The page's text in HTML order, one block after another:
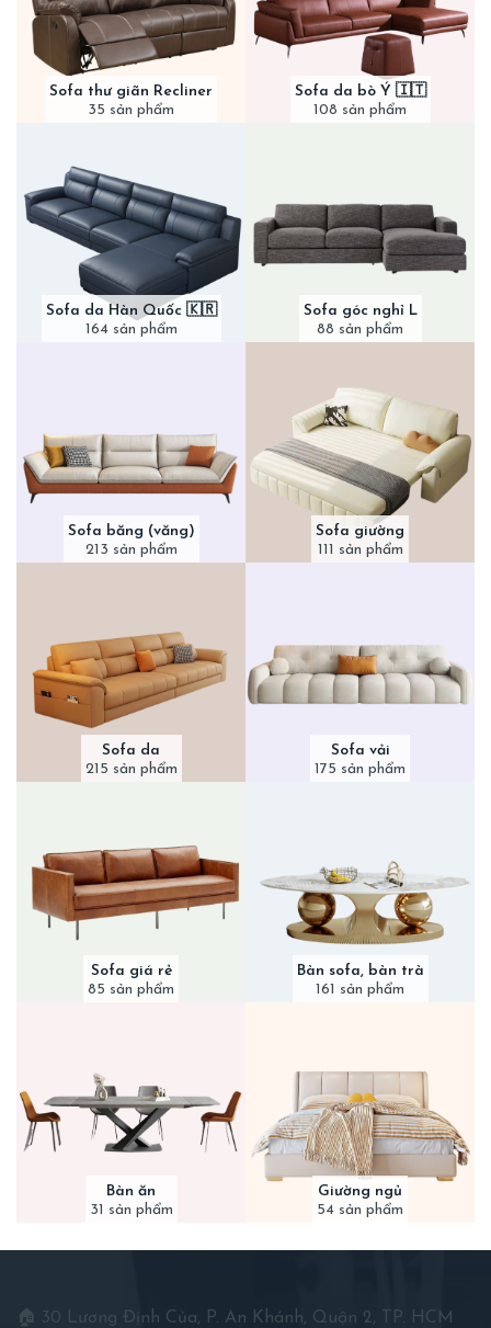
Sofa thư giãn Recliner
35 sản phẩm
Sofa da bò Ý 🇮🇹
108 sản phẩm
Sofa da Hàn Quốc 🇰🇷
164 sản phẩm
Sofa góc nghỉ L
88 sản phẩm
Sofa băng (văng)
213 sản phẩm
Sofa giường
111 sản phẩm
Sofa da
215 sản phẩm
Sofa vải
175 sản phẩm
Sofa giá rẻ
85 sản phẩm
Bàn sofa, bàn trà
161 sản phẩm
Bàn ăn
31 sản phẩm
Giường ngủ
54 sản phẩm
🏠 30 Lương Định Của, P. An Khánh, Quận 2, TP. HCM